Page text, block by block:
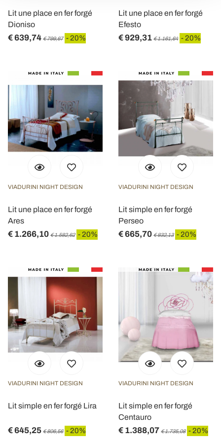
dalla Dichiarazione sui cookie.
Utilizziamo i cookie per personalizzare contenuti ed
informazioni sul modo in cui utilizza il nostro sito con i
nostri partner che si occupano di analisi dei dati web,
pubblicità e social media, i quali potrebbero combinarle
con altre informazioni che ha fornito loro o che hanno
raccolto dal suo utilizzo dei loro servizi.
Lit une place en fer forgé
Dioniso
€ 639,74 € 799,67 - 20%
Lit une place en fer forgé
Efesto
€ 929,31 € 1.161,64 - 20%
VIADURINI NIGHT DESIGN
Lit une place en fer forgé
Ares
€ 1.266,10 € 1.582,62 - 20%
VIADURINI NIGHT DESIGN
Lit simple en fer forgé
Perseo
€ 665,70 € 832,13 - 20%
VIADURINI NIGHT DESIGN
Lit simple en fer forgé Lira
€ 645,25 € 806,56 - 20%
VIADURINI NIGHT DESIGN
Lit simple en fer forgé
Centauro
€ 1.388,07 € 1.735,08 - 20%